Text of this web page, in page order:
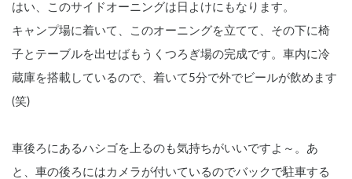
はい、このサイドオーニングは日よけにもなります。
キャンプ場に着いて、このオーニングを立てて、その下に椅
子とテーブルを出せばもうくつろぎ場の完成です。車内に冷
蔵庫を搭載しているので、着いて5分で外でビールが飲めます
(笑)
車後ろにあるハシゴを上るのも気持ちがいいですよ～。あ
と、車の後ろにはカメラが付いているのでバックで駐車する